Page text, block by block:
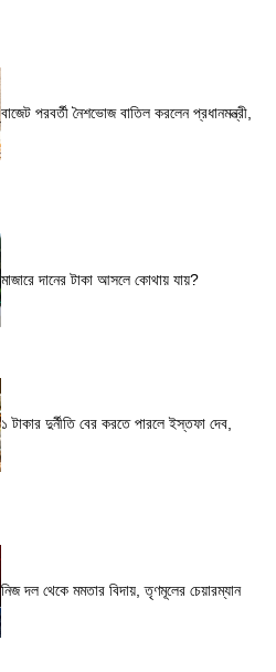
বাজেট পরবর্তী নৈশভোজ বাতিল করলেন প্রধানমন্ত্রী,
মাজারে দানের টাকা আসলে কোথায় যায়?
১ টাকার দুর্নীতি বের করতে পারলে ইস্তফা দেব,
নিজ দল থেকে মমতার বিদায়, তৃণমূলের চেয়ারম্যান